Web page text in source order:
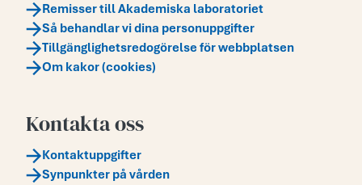
Remisser till Akademiska laboratoriet
Så behandlar vi dina personuppgifter
Tillgänglighetsredogörelse för webbplatsen
Om kakor (cookies)
Kontakta oss
Kontaktuppgifter
Synpunkter på vården